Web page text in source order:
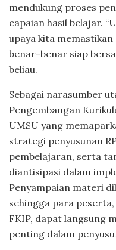
mendukung proses
capaian hasil belajar.
upaya kita memastikan
benar-benar siap
beliau.
Sebagai narasumber
Pengembangan
UMSU yang
strategi penyusunan
pembelajaran, serta
diantisipasi dalam
Penyampaian materi
sehingga para
FKIP, dapat langsung
penting dalam